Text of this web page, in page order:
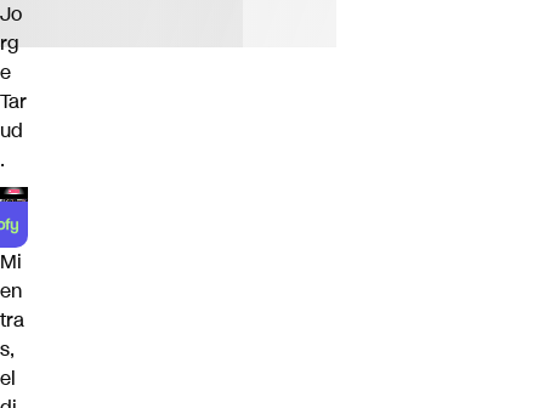
Jo
rg
e
Tar
ud
.
Mi
en
tra
s,
el